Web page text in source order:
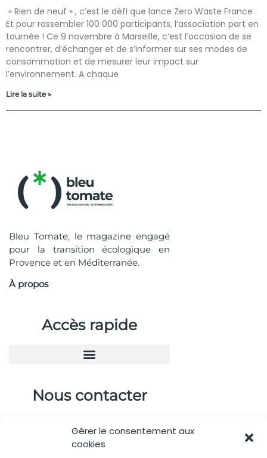
Gérer le consentement aux
cookies
« Rien de neuf » , c’est le défi que lance Zero Waste France .
Et pour rassembler 100 000 participants, l’association part en
tournée ! Ce 9 novembre à Marseille, c’est l’occasion de se
rencontrer, d’échanger et de s’informer sur ses modes de
consommation et de mesurer leur impact sur
l’environnement. A chaque
Lire la suite »
Bleu Tomate, le magazine engagé
pour la transition écologique en
Provence et en Méditerranée.
À propos
Accès rapide
Nous contacter
contactBT@bleu-tomate.fr